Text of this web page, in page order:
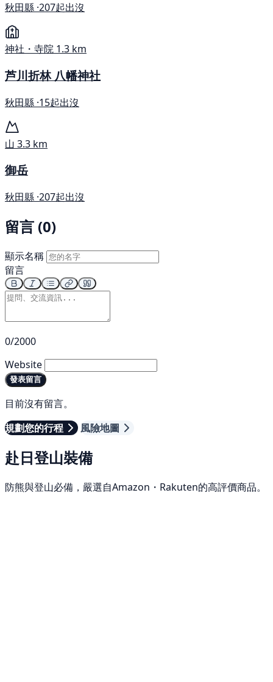
秋田縣 ·207起出沒
神社・寺院 1.3 km
芦川折林 八幡神社
秋田縣 ·15起出沒
山 3.3 km
御岳
秋田縣 ·207起出沒
留言 (0)
顯示名稱
留言
0/2000
Website
發表留言
目前沒有留言。
規劃您的行程
風險地圖
赴日登山裝備
防熊與登山必備，嚴選自Amazon・Rakuten的高評價商品。